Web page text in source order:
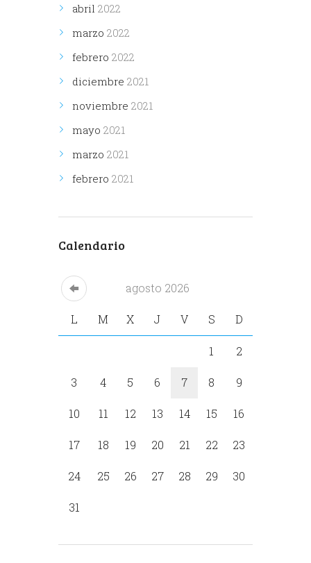
abril 2022
marzo 2022
febrero 2022
diciembre 2021
noviembre 2021
mayo 2021
marzo 2021
febrero 2021
Calendario
agosto 2026
L M X J V S D
1 2
3 4 5 6 7 8 9
10 11 12 13 14 15 16
17 18 19 20 21 22 23
24 25 26 27 28 29 30
31